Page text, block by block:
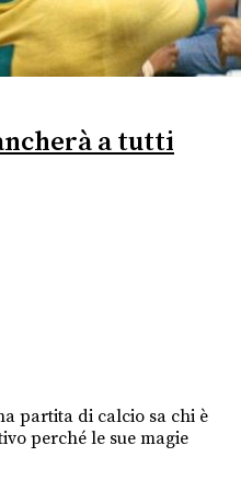
a tutti
partita di calcio sa chi è
perché le sue magie